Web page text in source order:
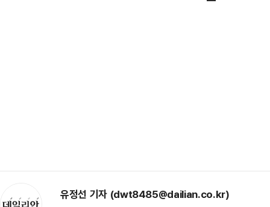
유정선 기자 (dwt8485@dailian.co.kr)